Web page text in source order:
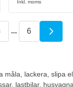
reading page
... Sida
6
måla, lackera, slipa
lastbilar,